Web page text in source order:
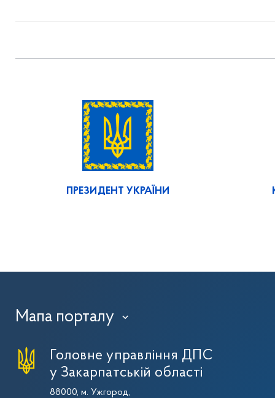
ПРЕЗИДЕНТ УКРАЇНИ
Мапа порталу ›
Головне управління ДПС
у Закарпатській області
88000, м. Ужгород,